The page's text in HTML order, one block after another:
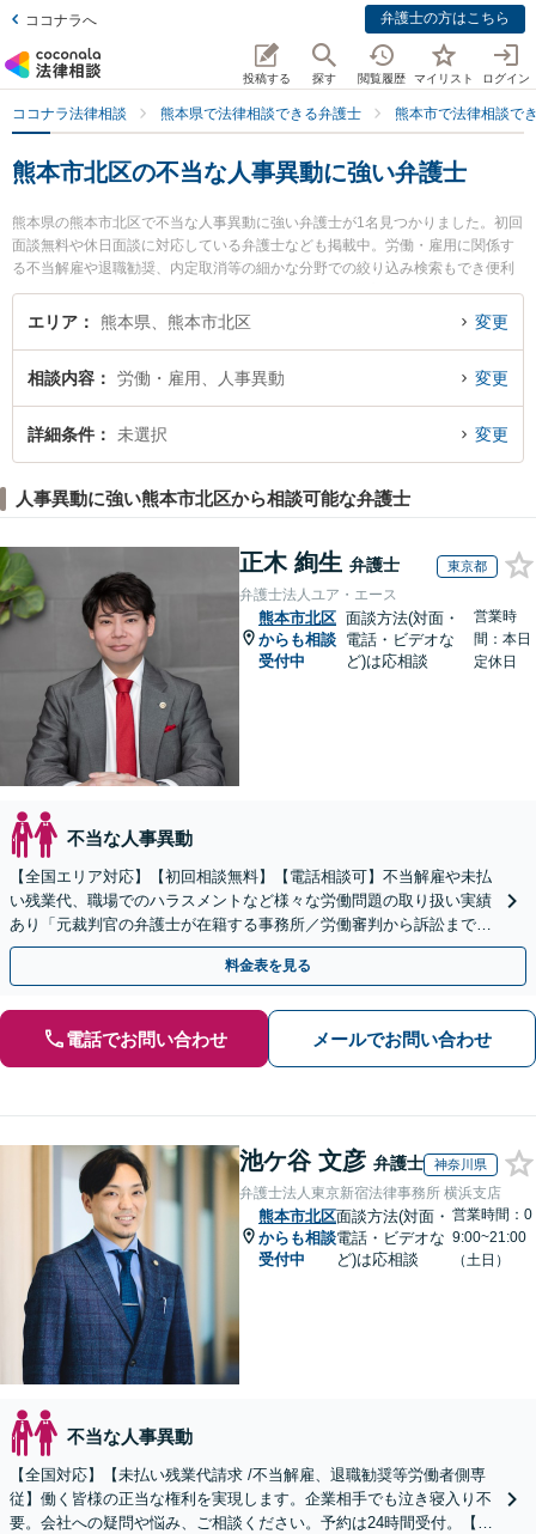
ココナラへ 弁護士の方はこちら
投稿する 探す 閲覧履歴 マイリスト ログイン
ココナラ法律相談 熊本県で法律相談できる弁護士 熊本市で法律相談で
熊本市北区の不当な人事異動に強い弁護士
熊本県の熊本市北区で不当な人事異動に強い弁護士が1名見つかりました。初回
面談無料や休日面談に対応している弁護士なども掲載中。労働・雇用に関係す
る不当解雇や退職勧奨、内定取消等の細かな分野での絞り込み検索もでき便利
です。特に熊本ひかり法律事務所の小玉 晃嗣弁護士のプロフィール情報や弁護
士費用、強みなどが注目されています。『熊本市北区で土日や夜間に発生した
当な人事異動を法律相談できる熊本市北区内の弁護士に相談予約したい』など
でお困りの相談者さんにおすすめです。
エリア 熊本県、熊本市北区 変更
相談内容 労働・雇用、人事異動 変更
詳細条件 未選択 変更
人事異動に強い熊本市北区から相談可能な弁護士
正木 絢生 弁護士 東京都
弁護士法人ユア・エース
熊本市北区
からも相談
受付中
面談方法(対面・
電話・ビデオな
ど)は応相談
営業時
間：本日
定休日
不当な人事異動
【全国エリア対応】【初回相談無料】【電話相談可】不当解雇や未払
い残業代、職場でのハラスメントなど様々な労働問題の取り扱い実績
あり「元裁判官の弁護士が在籍する事務所／労働審判から訴訟まで、
裁判官経験を活かした最適な戦略を立案」
料金表を見る
電話でお問い合わせ メールでお問い合わせ
池ケ谷 文彦 弁護士 神奈川県
弁護士法人東京新宿法律事務所 横浜支店
熊本市北区
からも相談
受付中
面談方法(対面・
電話・ビデオな
ど)は応相談
営業時間：0
9:00~21:00
（土日）
不当な人事異動
【全国対応】【未払い残業代請求 /不当解雇、退職勧奨等労働者側専
従】働く皆様の正当な権利を実現します。企業相手でも泣き寝入り不
要。会社への疑問や悩み、ご相談ください。予約は24時間受付。【初